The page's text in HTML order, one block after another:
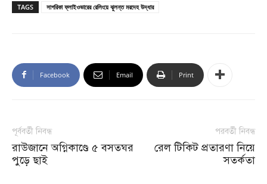
TAGS সাগরিকা ফ্লাইওভারের রেলিংয়ে ঝুলন্ত মরদেহ উদ্ধার
Facebook Email Print
পূর্ববর্তী নিবন্ধ
রাউজানে অগ্নিকাণ্ডে ৫ বসতঘর
পুড়ে ছাই
পরবর্তী নিবন্ধ
রেল টিকিট প্রতারণা নিয়ে
সতর্কতা